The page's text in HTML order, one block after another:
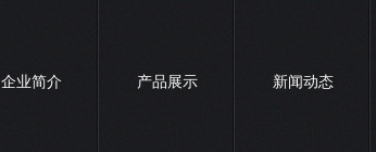
企业简介 产品展示 新闻动态